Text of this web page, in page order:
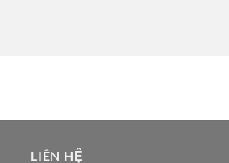
LIÊN HỆ